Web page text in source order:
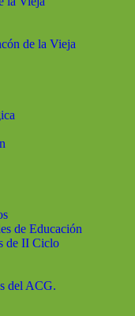
de la Vieja
de Educación
de II Ciclo
del ACG.